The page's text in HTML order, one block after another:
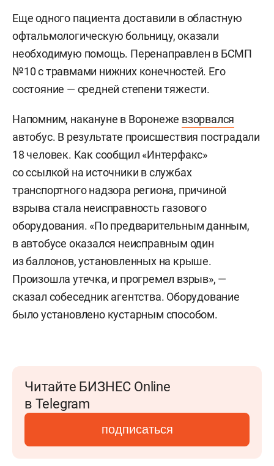
Еще одного пациента доставили в областную
офтальмологическую больницу, оказали
необходимую помощь. Перенаправлен в БСМП
№10 с травмами нижних конечностей. Его
состояние — средней степени тяжести.
Напомним, накануне в Воронеже взорвался
автобус. В результате происшествия пострадали
18 человек. Как сообщил «Интерфакс»
со ссылкой на источники в службах
транспортного надзора региона, причиной
взрыва стала неисправность газового
оборудования. «По предварительным данным,
в автобусе оказался неисправным один
из баллонов, установленных на крыше.
Произошла утечка, и прогремел взрыв», —
сказал собеседник агентства. Оборудование
было установлено кустарным способом.
Читайте БИЗНЕС Online
в Telegram
подписаться